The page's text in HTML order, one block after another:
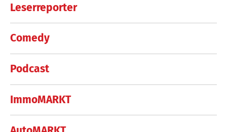
Leserreporter
Comedy
Podcast
ImmoMARKT